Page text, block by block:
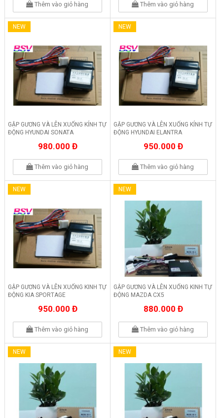
Thêm vào giỏ hàng Thêm vào giỏ hàng
NEW
GẬP GƯƠNG VÀ LÊN XUỐNG KÍNH TỰ
ĐỘNG HYUNDAI SONATA
980.000 Đ
Thêm vào giỏ hàng
NEW
GẬP GƯƠNG VÀ LÊN XUỐNG KÍNH TỰ
ĐỘNG HYUNDAI ELANTRA
950.000 Đ
Thêm vào giỏ hàng
NEW
GẬP GƯƠNG VÀ LÊN XUỐNG KINH TỰ
ĐỘNG KIA SPORTAGE
950.000 Đ
Thêm vào giỏ hàng
NEW
GẬP GƯƠNG VÀ LÊN XUỐNG KINH TỰ
ĐỘNG MAZDA CX5
880.000 Đ
Thêm vào giỏ hàng
NEW NEW